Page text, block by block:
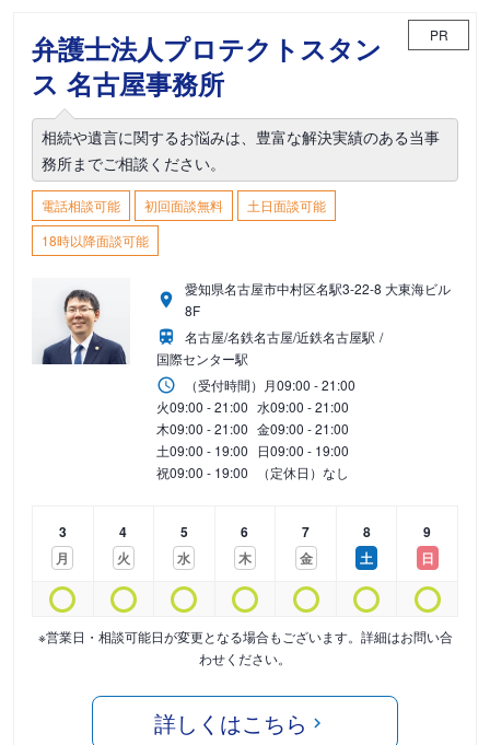
弁護士法人プロテクトスタン
ス 名古屋事務所
PR
相続や遺言に関するお悩みは、豊富な解決実績のある当事
務所までご相談ください。
電話相談可能 初回面談無料
土日面談可能
18時以降面談可能
愛知県名古屋市中村区名駅3-22-8 大東海ビル
8F
名古屋/名鉄名古屋/近鉄名古屋駅
国際センター駅
（受付時間） 月09:00 - 21:00
火09:00 - 21:00 水09:00 - 21:00
木09:00 - 21:00 金09:00 - 21:00
土09:00 - 19:00 日09:00 - 19:00
祝09:00 - 19:00 （定休日）なし
3
月
4
火
5
水
6
木
7
金
8
土
9
日
※営業日・相談可能日が変更となる場合もございます。詳細はお問い合
わせください。
詳しくはこちら